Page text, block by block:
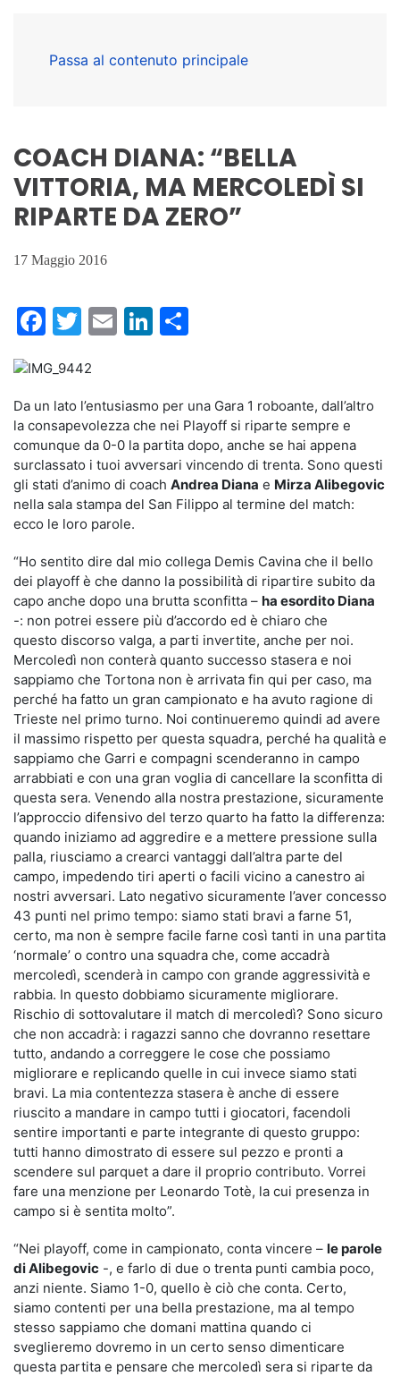
Passa al contenuto principale
COACH DIANA: “BELLA
VITTORIA, MA MERCOLEDÌ SI
RIPARTE DA ZERO”
17 Maggio 2016
Facebook
Twitter
EmailLinkedIn
Da un lato l’entusiasmo per una Gara 1 roboante, dall’altro
la consapevolezza che nei Playoff si riparte sempre e
comunque da 0-0 la partita dopo, anche se hai appena
surclassato i tuoi avversari vincendo di trenta. Sono questi
gli stati d’animo di coach Andrea Diana e Mirza Alibegovic
nella sala stampa del San Filippo al termine del match:
ecco le loro parole.
“Ho sentito dire dal mio collega Demis Cavina che il bello
dei playoff è che danno la possibilità di ripartire subito da
capo anche dopo una brutta sconfitta – ha esordito Diana
-: non potrei essere più d’accordo ed è chiaro che
questo discorso valga, a parti invertite, anche per noi.
Mercoledì non conterà quanto successo stasera e noi
sappiamo che Tortona non è arrivata fin qui per caso, ma
perché ha fatto un gran campionato e ha avuto ragione di
Trieste nel primo turno. Noi continueremo quindi ad avere
il massimo rispetto per questa squadra, perché ha qualità e
sappiamo che Garri e compagni scenderanno in campo
arrabbiati e con una gran voglia di cancellare la sconfitta di
questa sera. Venendo alla nostra prestazione, sicuramente
l’approccio difensivo del terzo quarto ha fatto la differenza:
quando iniziamo ad aggredire e a mettere pressione sulla
palla, riusciamo a crearci vantaggi dall’altra parte del
campo, impedendo tiri aperti o facili vicino a canestro ai
nostri avversari. Lato negativo sicuramente l’aver concesso
43 punti nel primo tempo: siamo stati bravi a farne 51,
certo, ma non è sempre facile farne così tanti in una partita
‘normale’ o contro una squadra che, come accadrà
mercoledì, scenderà in campo con grande aggressività e
rabbia. In questo dobbiamo sicuramente migliorare.
Rischio di sottovalutare il match di mercoledì? Sono sicuro
che non accadrà: i ragazzi sanno che dovranno resettare
tutto, andando a correggere le cose che possiamo
migliorare e replicando quelle in cui invece siamo stati
bravi. La mia contentezza stasera è anche di essere
riuscito a mandare in campo tutti i giocatori, facendoli
sentire importanti e parte integrante di questo gruppo:
tutti hanno dimostrato di essere sul pezzo e pronti a
scendere sul parquet a dare il proprio contributo. Vorrei
fare una menzione per Leonardo Totè, la cui presenza in
campo si è sentita molto”.
“Nei playoff, come in campionato, conta vincere – le parole
di Alibegovic -, e farlo di due o trenta punti cambia poco,
anzi niente. Siamo 1-0, quello è ciò che conta. Certo,
siamo contenti per una bella prestazione, ma al tempo
stesso sappiamo che domani mattina quando ci
sveglieremo dovremo in un certo senso dimenticare
questa partita e pensare che mercoledì sera si riparte da